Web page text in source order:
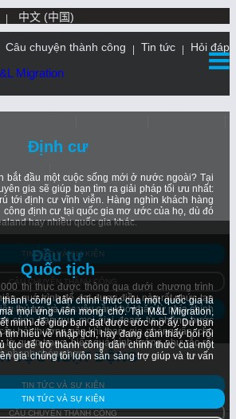
中文 (中国)
Câu chuyện thành công Tin tức Hỏi đáp
Định cư
bắt đầu một cuộc sống mới ở nước ngoài? Tại
gia sẽ giúp bạn tìm ra giải pháp tối ưu nhất:
tới định cư vĩnh viễn. Hàng nghìn khách hàng
công định cư tại quốc gia mơ ước của họ, dù đó
hay nhiều quốc gia khác.
TIN TỨC VÀ SỰ KIỆN
CÂU CHUYỆN THÀNH CÔNG
ĐẶT HẸN TƯ VẤN MIỄN PHÍ
Đầu tư
thị thực được thông qua dưới chương trình
quá trình để đạt được điều này rất phức tạp
thủ tục và các yêu cầu khó khăn từ phía chính
cùng bạn qua mọi giai đoạn, từ những bước
hỏi thường gặp khi tham gia phỏng vấn, cho
tờ quan trọng, biến quá trình tưởng như rắc rối
nhanh chóng hơn.
TIN TỨC VÀ SỰ KIỆN
CÂU CHUYỆN THÀNH CÔNG
Quốc tịch
công dân chính thức của một quốc gia là
mọi ứng viên mong chờ. Tại M&L Migration,
mình để giúp bạn đạt được ước mơ ấy. Dù bạn
hiểu về nhập tịch, hay đang cảm thấy bối rối
tục để trở thành công dân chính thức của một
gia chúng tôi luôn sẵn sàng trợ giúp và tư vấn
TIN TỨC VÀ SỰ KIỆN
VỰC HOẠT ĐỘNG